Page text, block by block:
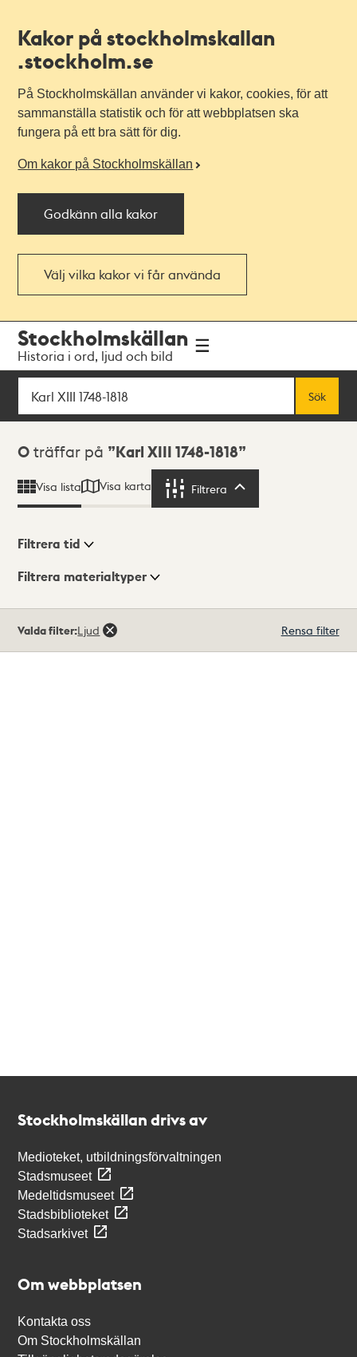
Kakor på stockholmskallan
.stockholm.se
På Stockholmskällan använder vi kakor, cookies, för att
sammanställa statistik och för att webbplatsen ska
fungera på ett bra sätt för dig.
Om kakor på Stockholmskällan
Godkänn alla kakor
Välj vilka kakor vi får använda
navigationen
huvudinnehållet
Stockholmskällan
Historia i ord, ljud och bild
Sök
Sök
Sökresultat
0 träffar på Karl XIII 1748-1818
Visa lista Visa karta Filtrera
Visningsläge
Filtrera tid
Filtrera materialtyper
träffar
Valda filter:Ljud Rensa filter
Stockholmskällan drivs av
Medioteket, utbildningsförvaltningen
Stadsmuseet
Medeltidsmuseet
Stadsbiblioteket
Stadsarkivet
Om webbplatsen
Kontakta oss
Om Stockholmskällan